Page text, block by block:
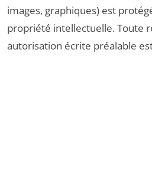
images, graphiques) est
propriété intellectuelle. Toute
autorisation écrite préalable